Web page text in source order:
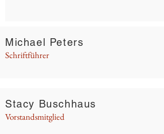
Michael Peters
Schriftführer
Stacy Buschhaus
Vorstandsmitglied